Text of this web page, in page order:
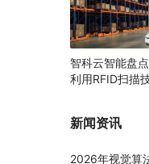
智科云智能盘
利用RFID扫描
新闻资讯
2026年视觉算